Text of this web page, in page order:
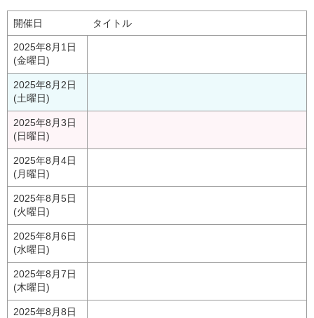
開催日 タイトル
2025年8月1日
(金曜日)
2025年8月2日
(土曜日)
2025年8月3日
(日曜日)
2025年8月4日
(月曜日)
2025年8月5日
(火曜日)
2025年8月6日
(水曜日)
2025年8月7日
(木曜日)
2025年8月8日